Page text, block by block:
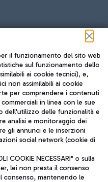
il funzionamento del sito web
sul funzionamento dello
ai cookie tecnici), e,
non assimilabili ai cookie
per comprendere i contenuti
in linea con le sue
dell'utilizzo delle funzionalità e
analisi e monitoraggio dei
gli annunci e le inserzioni
social network (cookie di
COOKIE NECESSARI" o sulla
lei non presta il consenso
consenso, mantenendo le